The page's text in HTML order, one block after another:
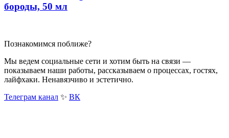
бороды, 50 мл
Познакомимся поближе?
Мы ведем социальные сети и хотим быть на связи —
показываем наши работы, рассказываем о процессах, гостях,
лайфхаки. Ненавязчиво и эстетично.
Телеграм канал ✨ ВК